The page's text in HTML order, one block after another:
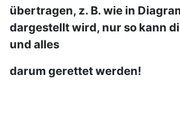
übertragen, z. B. wie in
dargestellt wird, nur so kann
und alles
darum gerettet werden!